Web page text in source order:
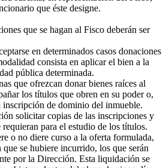
que éste designe.
que se hagan al Fisco deberán ser
en determinados casos donaciones
consista en aplicar el bien a la
pública determinada.
que ofrezcan donar bienes raíces al
los títulos que obren en su poder o,
inscripción de dominio del inmueble.
solicitar copias de las inscripciones y
requieran para el estudio de los títulos.
o no diere curso a la oferta formulada,
que se hubiere incurrido, los que serán
por la Dirección. Esta liquidación se